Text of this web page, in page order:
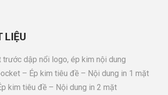
LIỆU
dập nổi logo, ép kim nội dung
– Ép kim tiêu đề – Nội dung in 1 mặt
kim tiêu đề – Nội dung in 2 mặt